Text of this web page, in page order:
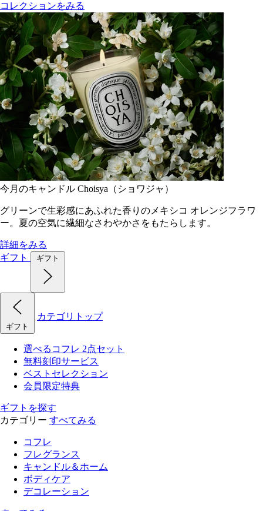
コレクションをみる
今月のキャンドル Choisya（ショワジャ）
グリーンで生彩感にあふれた香りのメキシコ オレンジフラワ
ー。夏の空気に繊細なさわやかさをもたらします。
詳細をみる
ギフト
ギフト
ギフト
カテゴリトップ
選べるコフレ 2点セット
無料刻印サービス
ベストセレクション
会員限定特典
ギフトを探す
カテゴリー すべてみる
コフレ
フレグランス
キャンドル＆ホーム
ボディケア
デコレーション